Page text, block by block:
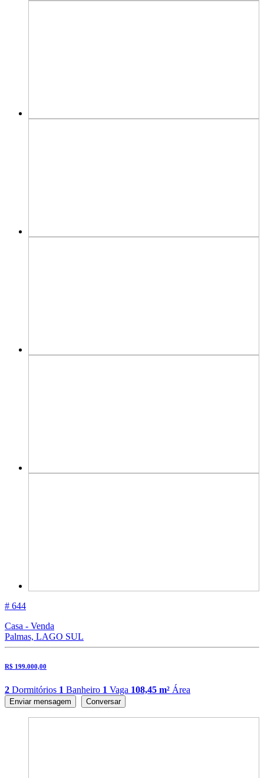
# 644
Casa - Venda
Palmas, LAGO SUL
R$ 199.000,00
2 Dormitórios 1 Banheiro 1 Vaga 108,45 m² Área
Enviar mensagem Conversar